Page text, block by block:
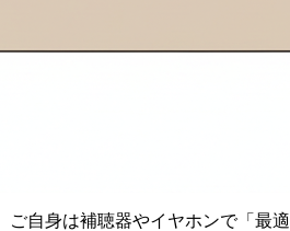
自身は補聴器やイヤホンで「最